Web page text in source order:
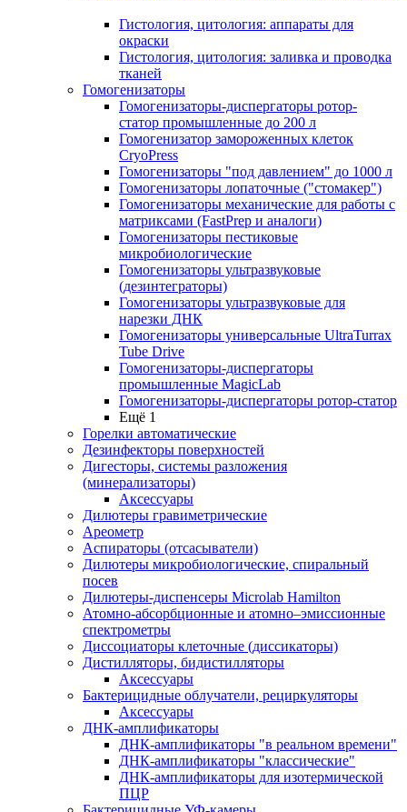
Гистология, цитология: аппараты для
окраски
Гистология, цитология: заливка и проводка
тканей
Гомогенизаторы
Гомогенизаторы-диспергаторы ротор-
статор промышленные до 200 л
Гомогенизатор замороженных клеток
CryoPress
Гомогенизаторы "под давлением" до 1000 л
Гомогенизаторы лопаточные ("стомакер")
Гомогенизаторы механические для работы с
матриксами (FastPrep и аналоги)
Гомогенизаторы пестиковые
микробиологические
Гомогенизаторы ультразвуковые
(дезинтеграторы)
Гомогенизаторы ультразвуковые для
нарезки ДНК
Гомогенизаторы универсальные UltraTurrax
Tube Drive
Гомогенизаторы-диспергаторы
промышленные MagicLab
Гомогенизаторы-диспергаторы ротор-статор
Ещё 1
Горелки автоматические
Дезинфекторы поверхностей
Дигесторы, системы разложения
(минерализаторы)
Аксессуары
Дилютеры гравиметрические
Ареометр
Аспираторы (отсасыватели)
Дилютеры микробиологические, спиральный
посев
Дилютеры-диспенсеры Microlab Hamilton
Атомно-абсорбционные и атомно–эмиссионные
спектрометры
Диссоциаторы клеточные (диссикаторы)
Дистилляторы, бидистилляторы
Аксессуары
Бактерицидные облучатели, рециркуляторы
Аксессуары
ДНК-амплификаторы
ДНК-амплификаторы "в реальном времени"
ДНК-амплификаторы "классические"
ДНК-амплификаторы для изотермической
ПЦР